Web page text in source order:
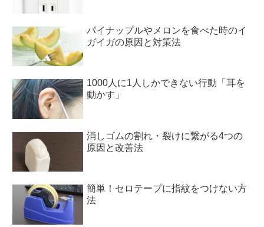
パイナップルやメロンを食べた時のイ
ガイガの原因と対策法
1000人に1人しかできない行動「耳を
動かす」
消しゴムの割れ・裂けに繋がる4つの
原因と改善法
簡単！セロテープに指紋をつけない方
法